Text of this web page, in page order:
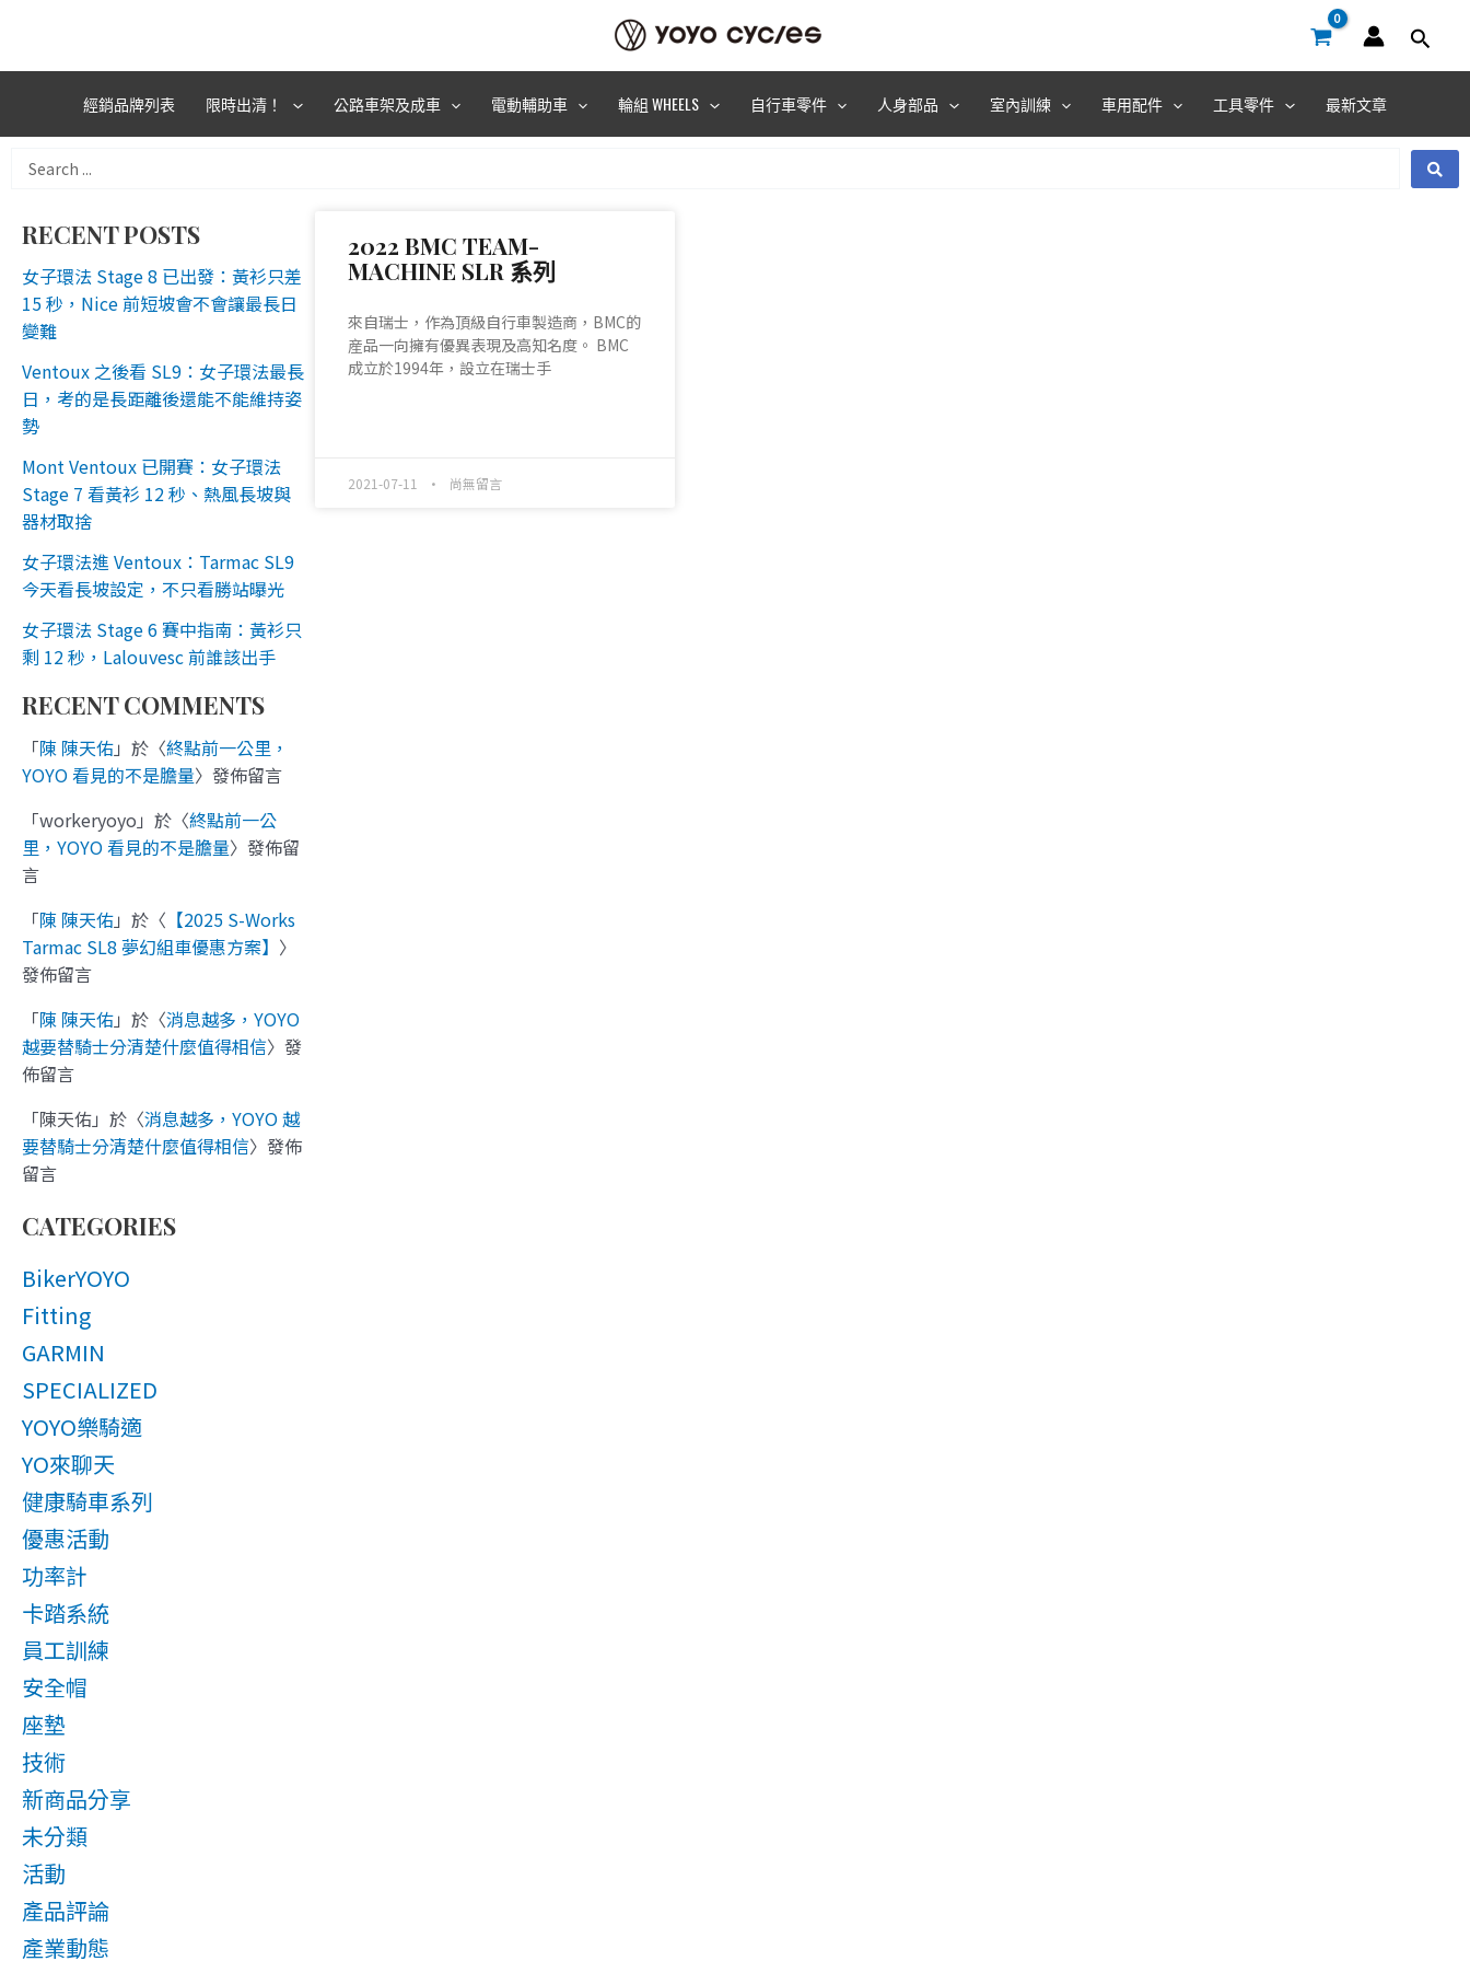
主
經銷品牌列表 限時出清！ 公路車架及成車 電動輔助車 輪組 WHEELS 自行車零件 人身部品 室內訓練 車用配件 工具零件 最新文章
Search
RECENT POSTS
女子環法 Stage 8 已出發：黃衫只差
15 秒，Nice 前短坡會不會讓最長日
變難
Ventoux 之後看 SL9：女子環法最長
日，考的是長距離後還能不能維持姿
勢
Mont Ventoux 已開賽：女子環法
Stage 7 看黃衫 12 秒、熱風長坡與
器材取捨
女子環法進 Ventoux：Tarmac SL9
今天看長坡設定，不只看勝站曝光
女子環法 Stage 6 賽中指南：黃衫只
剩 12 秒，Lalouvesc 前誰該出手
RECENT COMMENTS
「陳 陳天佑」於〈終點前一公里，
YOYO 看見的不是膽量〉發佈留言
「workeryoyo 」於〈終點前一公
里，YOYO 看見的不是膽量〉發佈留
言
「陳 陳天佑」於〈 【2025 S-Works
Tarmac SL8 夢幻組車優惠方案】 〉
發佈留言
「陳 陳天佑」於〈消息越多，YOYO
越要替騎士分清楚什麼值得相信〉發
佈留言
「陳天佑」於〈消息越多，YOYO 越
要替騎士分清楚什麼值得相信〉發佈
留言
CATEGORIES
BikerYOYO
Fitting
GARMIN
SPECIALIZED
YOYO樂騎適
YO來聊天
健康騎車系列
優惠活動
功率計
卡踏系統
員工訓練
安全帽
座墊
技術
新商品分享
未分類
活動
產品評論
產業動態
2022 BMC TEAM-
MACHINE SLR 系列
來自瑞士，作為頂級自行車製造商，BMC的
産品一向擁有優異表現及高知名度。 BMC
成立於1994年，設立在瑞士手
2021-07-11 尚無留言